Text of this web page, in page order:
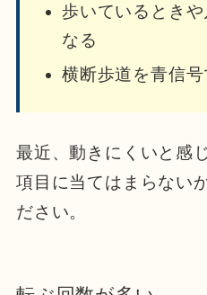
歩いているとき
なる
横断歩道を青信
最近、動きにくいと感
項目に当てはまらない
ださい。